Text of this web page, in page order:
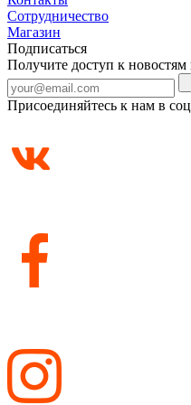
Сотрудничество
Магазин
Подписаться
Получите доступ к
Присоединяйтесь к нам в